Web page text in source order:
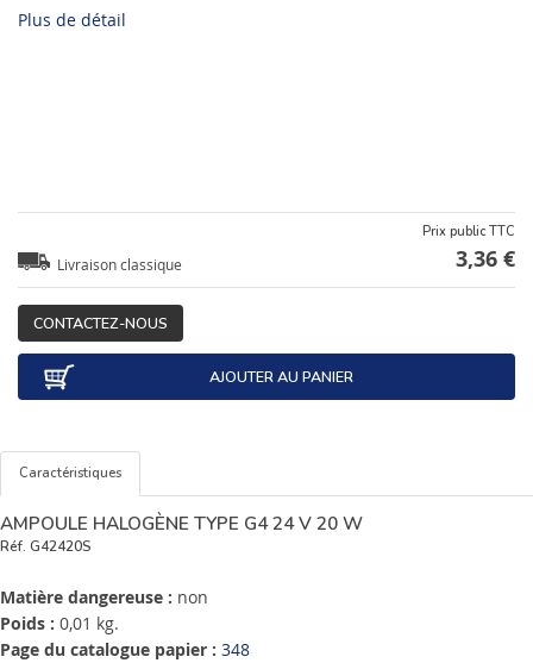
Plus de détail
Livraison classique
Prix public TTC
3,36 €
CONTACTEZ-NOUS
AJOUTER AU PANIER
Caractéristiques
AMPOULE HALOGÈNE TYPE G4 24 V 20 W
Réf. G42420S
Matière dangereuse : non
Poids : 0,01 kg.
Page du catalogue papier : 348